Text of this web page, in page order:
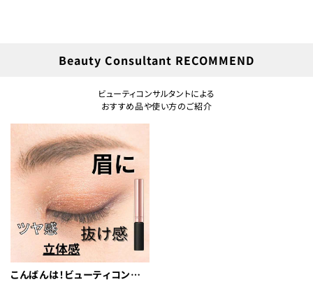
Beauty Consultant RECOMMEND
ビューティコンサルタントによる
おすすめ品や使い方のご紹介
こんばんは！ビューティコンサ